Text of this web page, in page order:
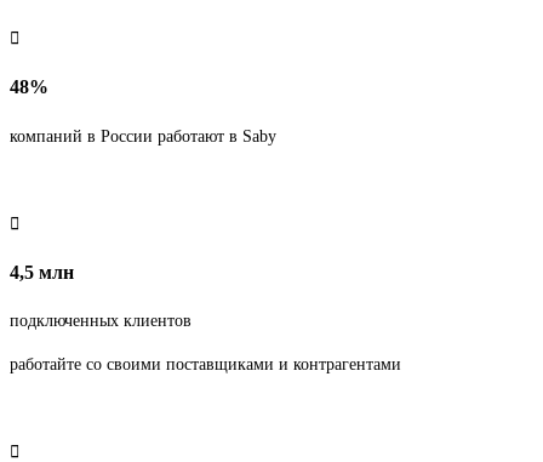
48%
компаний в России работают в Saby
4,5 млн
подключенных клиентов
работайте со своими поставщиками и контрагентами